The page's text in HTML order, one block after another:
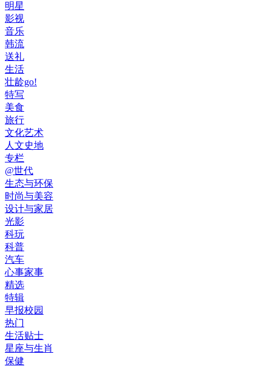
明星
影视
音乐
韩流
送礼
生活
壮龄go!
特写
美食
旅行
文化艺术
人文史地
专栏
@世代
生态与环保
时尚与美容
设计与家居
光影
科玩
科普
汽车
心事家事
精选
特辑
早报校园
热门
生活贴士
星座与生肖
保健